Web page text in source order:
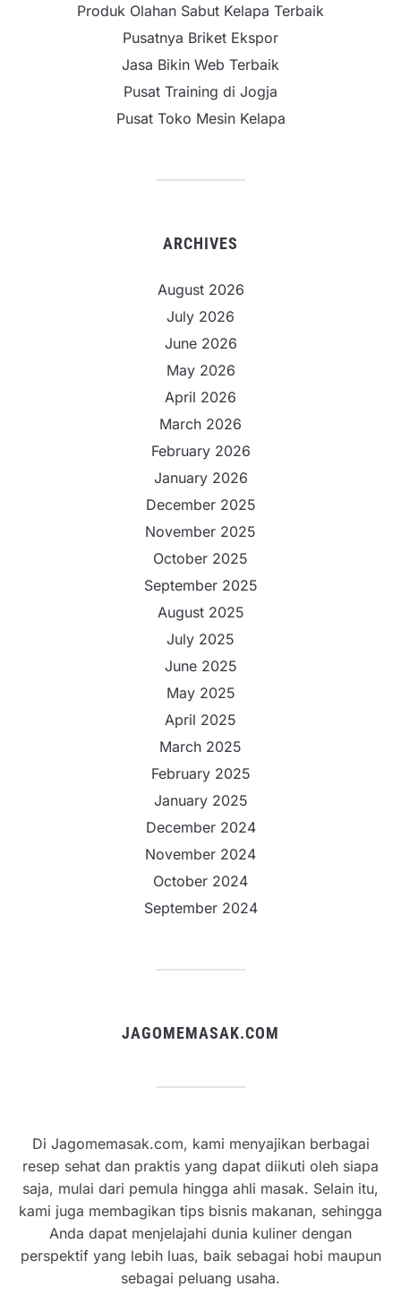
Produk Olahan Sabut Kelapa Terbaik
Pusatnya Briket Ekspor
Jasa Bikin Web Terbaik
Pusat Training di Jogja
Pusat Toko Mesin Kelapa
ARCHIVES
August 2026
July 2026
June 2026
May 2026
April 2026
March 2026
February 2026
January 2026
December 2025
November 2025
October 2025
September 2025
August 2025
July 2025
June 2025
May 2025
April 2025
March 2025
February 2025
January 2025
December 2024
November 2024
October 2024
September 2024
JAGOMEMASAK.COM
Di Jagomemasak.com, kami menyajikan berbagai
resep sehat dan praktis yang dapat diikuti oleh siapa
saja, mulai dari pemula hingga ahli masak. Selain itu,
kami juga membagikan tips bisnis makanan, sehingga
Anda dapat menjelajahi dunia kuliner dengan
perspektif yang lebih luas, baik sebagai hobi maupun
sebagai peluang usaha.